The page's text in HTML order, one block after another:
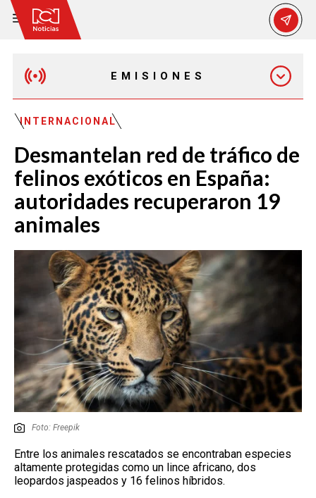
EMISIONES
EMISIÓN 7:00 PM
INTERNACIONAL
Desmantelan red de tráfico de
felinos exóticos en España:
autoridades recuperaron 19
animales
Foto: Freepik
Entre los animales rescatados se encontraban especies
altamente protegidas como un lince africano, dos
leopardos jaspeados y 16 felinos híbridos.